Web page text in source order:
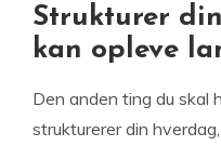
Strukturer
kan opleve
Den anden ting du skal
strukturerer din